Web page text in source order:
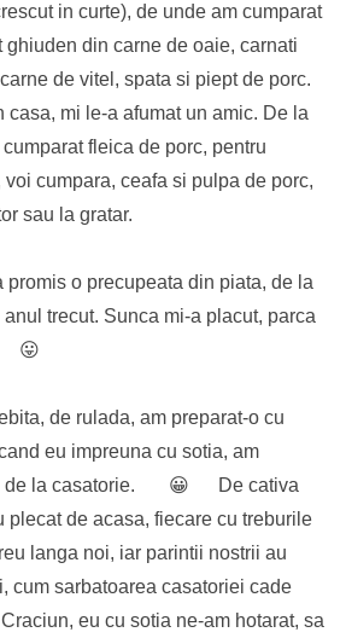
in curte), de unde am cumparat
ghiuden din carne de oaie, carnati
de vitel, spata si piept de porc.
casa, mi le-a afumat un amic. De la
fleica de porc, pentru
cumpara, ceafa si pulpa de porc,
sau la gratar.
promis o precupeata din piata, de la
trecut. Sunca mi-a placut, parca
😛
de rulada, am preparat-o cu
eu impreuna cu sotia, am
de la casatorie. 😀 De cativa
plecat de acasa, fiecare cu treburile
langa noi, iar parintii nostrii au
cum sarbatoarea casatoriei cade
eu cu sotia ne-am hotarat, sa